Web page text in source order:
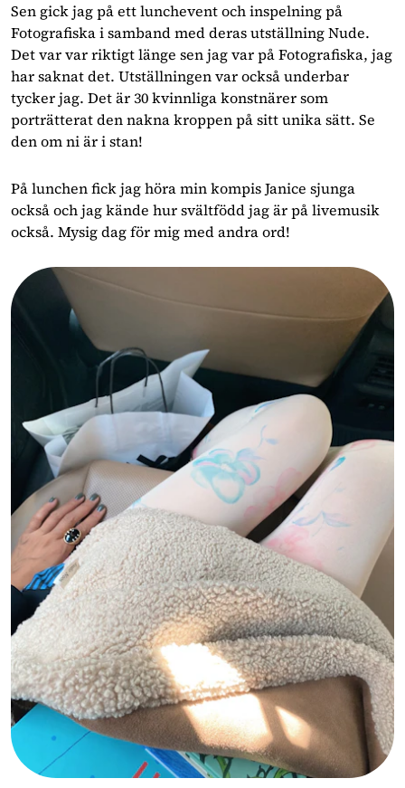
Sen gick jag på ett lunchevent och inspelning på
Fotografiska i samband med deras utställning Nude.
Det var var riktigt länge sen jag var på Fotografiska, jag
har saknat det. Utställningen var också underbar
tycker jag. Det är 30 kvinnliga konstnärer som
porträtterat den nakna kroppen på sitt unika sätt. Se
den om ni är i stan!
På lunchen fick jag höra min kompis Janice sjunga
också och jag kände hur svältfödd jag är på livemusik
också. Mysig dag för mig med andra ord!